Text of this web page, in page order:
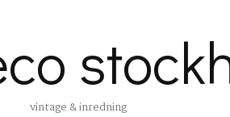
vintage & inredning